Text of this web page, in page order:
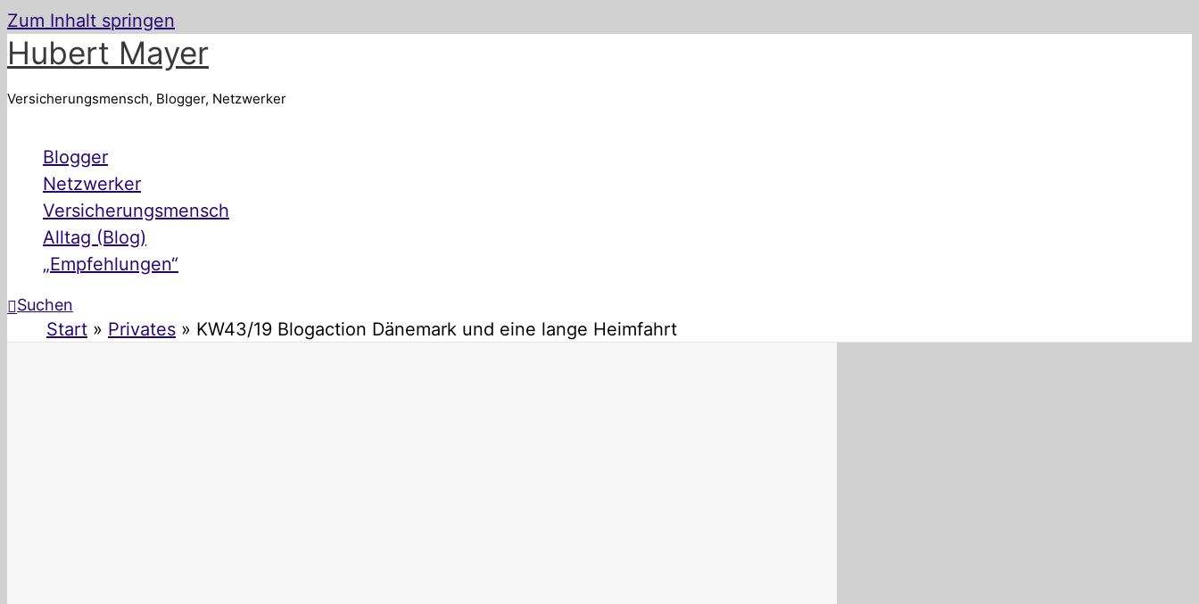
Zum Inhalt springen
Hubert Mayer
Versicherungsmensch, Blogger, Netzwerker
Blogger
Netzwerker
Versicherungsmensch
Alltag (Blog)
„Empfehlungen“
Suchen
Start Privates KW43/19 Blogaction Dänemark und eine lange Heimfahrt